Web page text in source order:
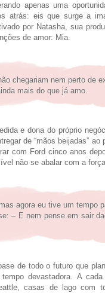
apenas uma
atrás: eis que surge a
por Natasha, sua
de amor: Mia.
chegariam nem perto de
mais do que já amo.
e dona do próprio
de “mãos beijadas” ao
com Ford cinco anos
não se abalar com a
agora eu tive um tempo
– E nem pense em sair
de todo o futuro que
devastadora. A
casas de lago com